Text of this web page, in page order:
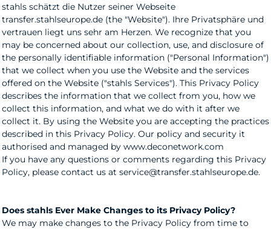
stahls schätzt die Nutzer seiner Webseite
transfer.stahlseurope.de (the "Website"). Ihre Privatsphäre und
vertrauen liegt uns sehr am Herzen. We recognize that you
may be concerned about our collection, use, and disclosure of
the personally identifiable information ("Personal Information")
that we collect when you use the Website and the services
offered on the Website ("stahls Services"). This Privacy Policy
describes the information that we collect from you, how we
collect this information, and what we do with it after we
collect it. By using the Website you are accepting the practices
described in this Privacy Policy. Our policy and security it
authorised and managed by www.deconetwork.com
If you have any questions or comments regarding this Privacy
Policy, please contact us at service@transfer.stahlseurope.de.
Does stahls Ever Make Changes to its Privacy Policy?
We may make changes to the Privacy Policy from time to